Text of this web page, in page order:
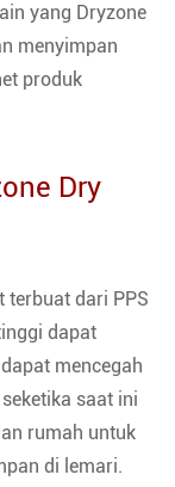
yang Dryzone
menyimpan
produk
Dry
terbuat dari PPS
dapat
mencegah
saat ini
rumah untuk
di lemari.